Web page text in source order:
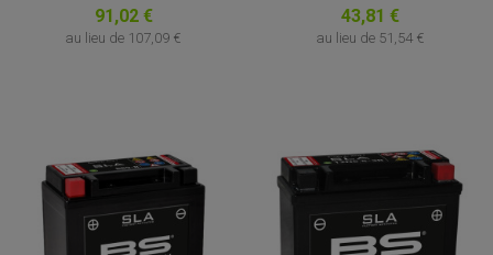
91,02 €
au lieu de 107,09 €
43,81 €
au lieu de 51,54 €